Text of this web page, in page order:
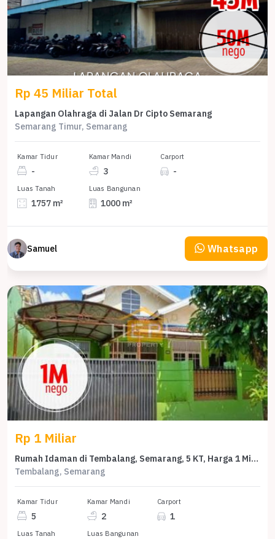
Rp 45 Miliar Total
Lapangan Olahraga di Jalan Dr Cipto Semarang
Semarang Timur, Semarang
Kamar Tidur
-
Kamar Mandi
3
Carport
-
Luas Tanah
1757 m²
Luas Bangunan
1000 m²
Samuel Whatsapp
Rp 1 Miliar
Rumah Idaman di Tembalang, Semarang, 5 KT, Harga 1 Miliar
Tembalang, Semarang
Kamar Tidur
5
Kamar Mandi
2
Carport
1
Luas Tanah Luas Bangunan